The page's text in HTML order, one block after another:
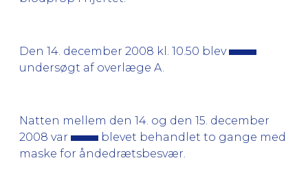
Den 14. december 2008 kl. 10.50 blev
undersøgt af overlæge A.
Natten mellem den 14. og den 15. december
2008 var
blevet behandlet to gange med
maske for åndedrætsbesvær.